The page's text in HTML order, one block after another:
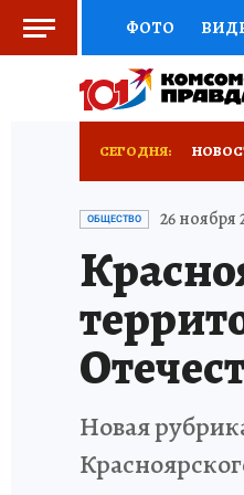
ФОТО
РАДИО КП
СЕГОДНЯ:
ОБЩЕСТВО 26 ноября
Новая